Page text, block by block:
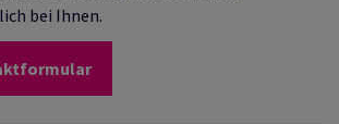
bei Ihnen.